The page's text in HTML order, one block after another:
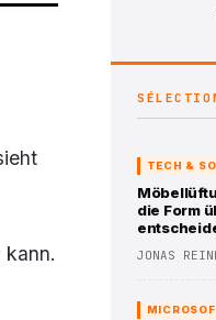
TECH &
die Form
JONAS